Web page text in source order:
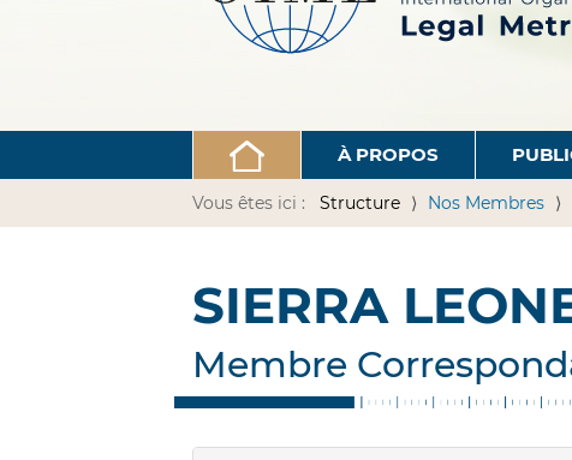
À PROPOS
Vous êtes ici : Structure Nos Membres
SIERRA
Membre